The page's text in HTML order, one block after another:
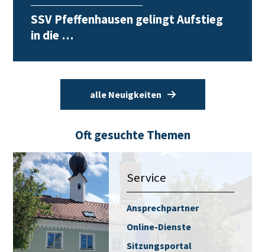
SSV Pfeffenhausen gelingt Aufstieg
in die …
alle Neuigkeiten
Oft gesuchte Themen
Service
Ansprechpartner
Online-Dienste
Sitzungsportal